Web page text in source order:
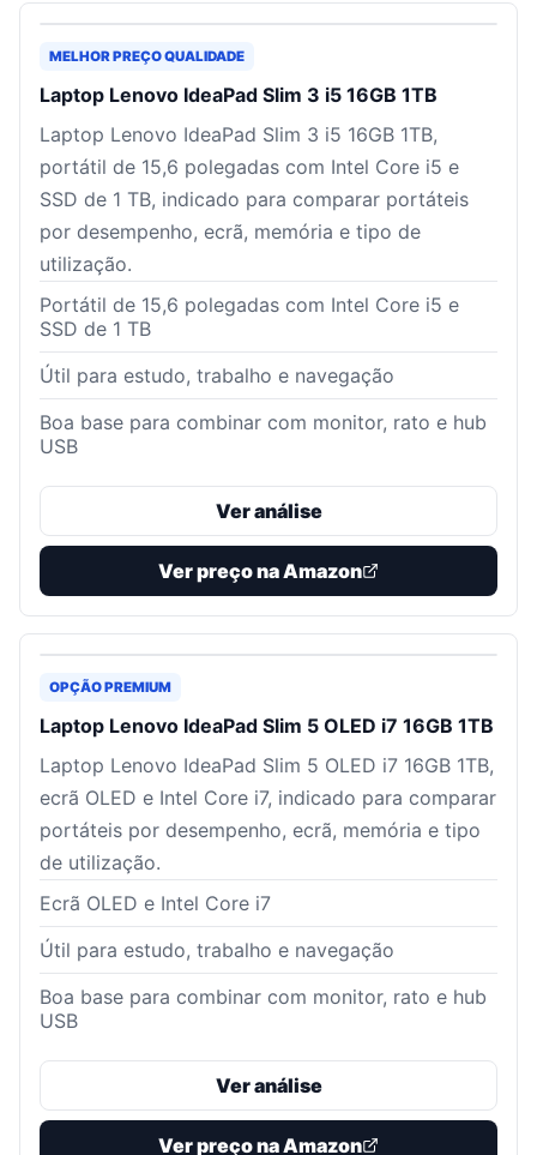
MELHOR PREÇO QUALIDADE
Laptop Lenovo IdeaPad Slim 3 i5 16GB 1TB
Laptop Lenovo IdeaPad Slim 3 i5 16GB 1TB,
portátil de 15,6 polegadas com Intel Core i5 e
SSD de 1 TB, indicado para comparar portáteis
por desempenho, ecrã, memória e tipo de
utilização.
Portátil de 15,6 polegadas com Intel Core i5 e
SSD de 1 TB
Útil para estudo, trabalho e navegação
Boa base para combinar com monitor, rato e hub
USB
Ver análise
Ver preço na Amazon
OPÇÃO PREMIUM
Laptop Lenovo IdeaPad Slim 5 OLED i7 16GB 1TB
Laptop Lenovo IdeaPad Slim 5 OLED i7 16GB 1TB,
ecrã OLED e Intel Core i7, indicado para comparar
portáteis por desempenho, ecrã, memória e tipo
de utilização.
Ecrã OLED e Intel Core i7
Útil para estudo, trabalho e navegação
Boa base para combinar com monitor, rato e hub
USB
Ver análise
Ver preço na Amazon